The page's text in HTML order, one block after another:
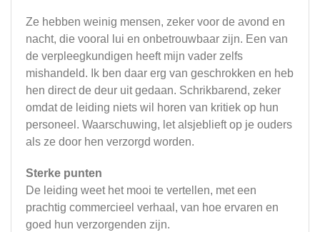
Ze hebben weinig mensen, zeker voor de avond en
nacht, die vooral lui en onbetrouwbaar zijn. Een van
de verpleegkundigen heeft mijn vader zelfs
mishandeld. Ik ben daar erg van geschrokken en heb
hen direct de deur uit gedaan. Schrikbarend, zeker
omdat de leiding niets wil horen van kritiek op hun
personeel. Waarschuwing, let alsjeblieft op je ouders
als ze door hen verzorgd worden.
Sterke punten
De leiding weet het mooi te vertellen, met een
prachtig commercieel verhaal, van hoe ervaren en
goed hun verzorgenden zijn.